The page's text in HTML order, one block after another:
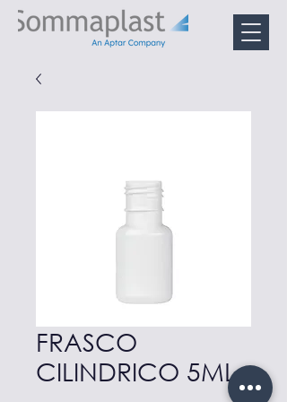
FRASCO
CILINDRICO 5ML